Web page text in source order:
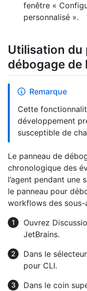
fenêtre «
personnalisé ».
Utilisation du
débogage de
Remarque
Cette
développement
susceptible de
Le panneau de
chronologique des
l’agent pendant une
le panneau pour
workflows des sous-
Ouvrez
JetBrains.
Dans le
pour CLI.
Dans le coin